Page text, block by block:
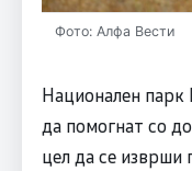
Фото: Алфа Вести
Национален
да помогнат со
цел да се изврши